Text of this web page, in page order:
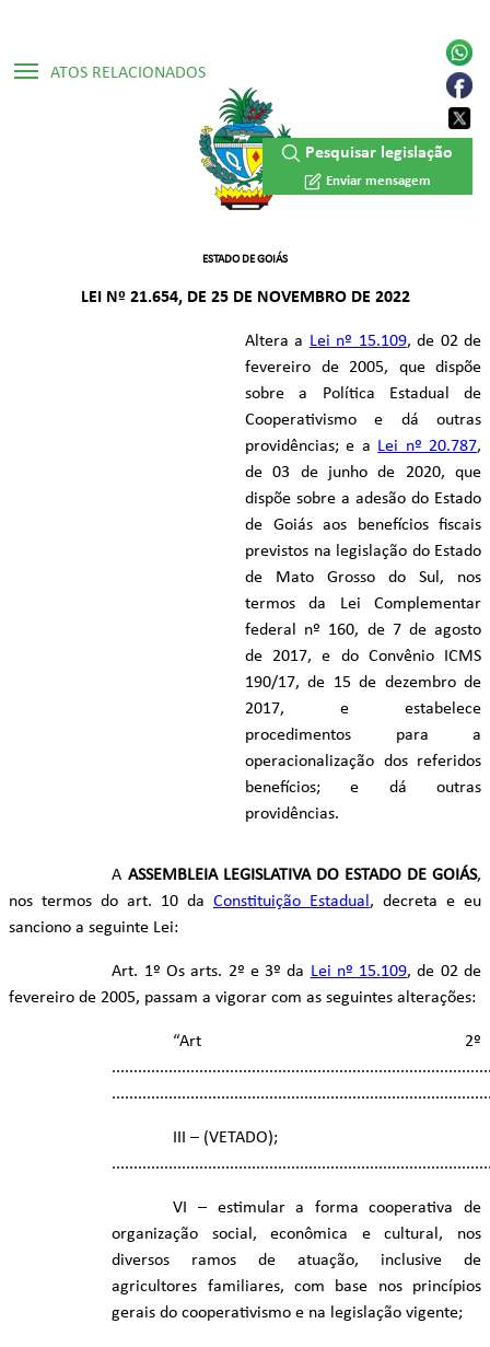
ATOS RELACIONADOS
▷ Mensagem de veto 272 / 2022
▷ Constituição Estadual /1989
▷ Lei Complementar Nº 112/2014
▷ Lei Ordinária Nº 15.109/2005
▷ Lei Ordinária Nº 19.886/2017
▷ Lei Ordinária Nº 20.787/2020
ESTADO DE GOIÁS
LEI Nº 21.654, DE 25 DE NOVEMBRO DE 2022
Altera a Lei nº 15.109, de 02 de
fevereiro de 2005, que dispõe
sobre a Política Estadual de
Cooperativismo e dá outras
providências; e a Lei nº 20.787,
de 03 de junho de 2020, que
dispõe sobre a adesão do Estado
de Goiás aos benefícios fiscais
previstos na legislação do Estado
de Mato Grosso do Sul, nos
termos da Lei Complementar
federal nº 160, de 7 de agosto
de 2017, e do Convênio ICMS
190/17, de 15 de dezembro de
2017, e estabelece
procedimentos para a
operacionalização dos referidos
benefícios; e dá outras
providências.
A ASSEMBLEIA LEGISLATIVA DO ESTADO DE GOIÁS,
nos termos do art. 10 da Constituição Estadual, decreta e eu
sanciono a seguinte Lei:
Art. 1º Os arts. 2º e 3º da Lei nº 15.109, de 02 de
fevereiro de 2005, passam a vigorar com as seguintes alterações:
“Art 2º
III – (VETADO);
VI – estimular a forma cooperativa de
organização social, econômica e cultural, nos
diversos ramos de atuação, inclusive de
agricultores familiares, com base nos princípios
gerais do cooperativismo e na legislação vigente;
Pesquisar legislação
Enviar mensagem